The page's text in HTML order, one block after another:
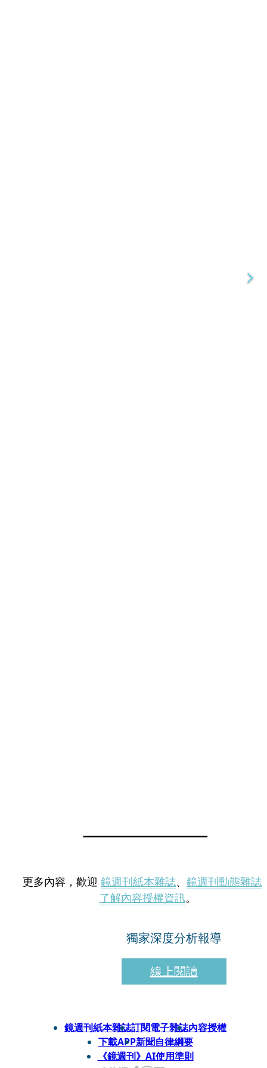
更多內容，歡迎 鏡週刊紙本雜誌、 鏡週刊動態雜誌
了解內容授權資訊。
獨家深度分析報導
線上閱讀
鏡週刊紙本雜誌訂閱電子雜誌內容授權
下載APP新聞自律綱要
《鏡週刊》AI使用準則